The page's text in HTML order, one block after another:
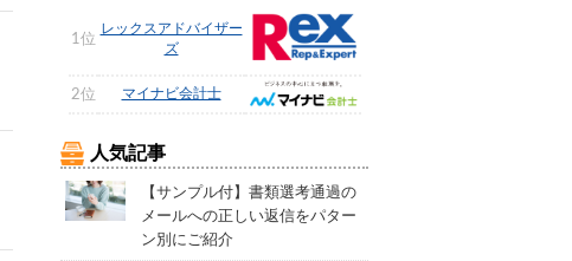
1位
レックスアドバイザー
ズ
2位 マイナビ会計士
人気記事
【サンプル付】書類選考通過の
メールへの正しい返信をパター
ン別にご紹介